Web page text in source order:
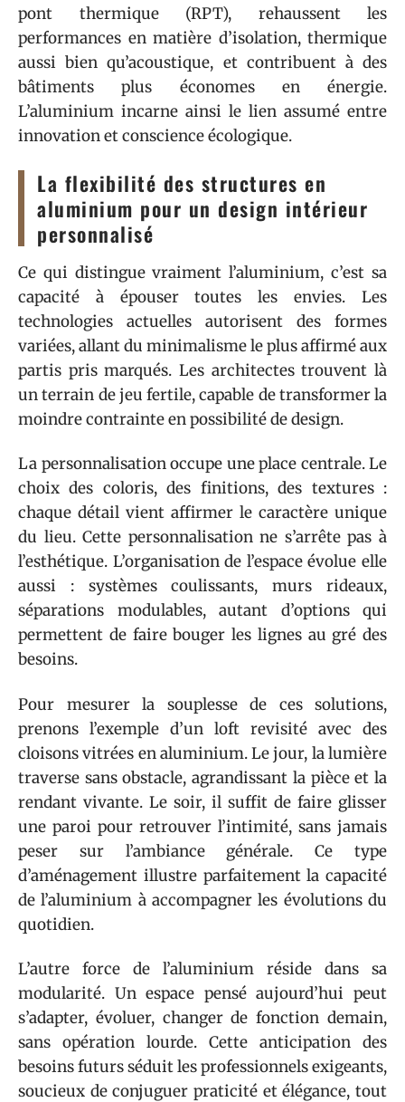
pont thermique (RPT), rehaussent les
performances en matière d’isolation, thermique
aussi bien qu’acoustique, et contribuent à des
bâtiments plus économes en énergie.
L’aluminium incarne ainsi le lien assumé entre
innovation et conscience écologique.
La flexibilité des structures en
aluminium pour un design intérieur
personnalisé
Ce qui distingue vraiment l’aluminium, c’est sa
capacité à épouser toutes les envies. Les
technologies actuelles autorisent des formes
variées, allant du minimalisme le plus affirmé aux
partis pris marqués. Les architectes trouvent là
un terrain de jeu fertile, capable de transformer la
moindre contrainte en possibilité de design.
La personnalisation occupe une place centrale. Le
choix des coloris, des finitions, des textures :
chaque détail vient affirmer le caractère unique
du lieu. Cette personnalisation ne s’arrête pas à
l’esthétique. L’organisation de l’espace évolue elle
aussi : systèmes coulissants, murs rideaux,
séparations modulables, autant d’options qui
permettent de faire bouger les lignes au gré des
besoins.
Pour mesurer la souplesse de ces solutions,
prenons l’exemple d’un loft revisité avec des
cloisons vitrées en aluminium. Le jour, la lumière
traverse sans obstacle, agrandissant la pièce et la
rendant vivante. Le soir, il suffit de faire glisser
une paroi pour retrouver l’intimité, sans jamais
peser sur l’ambiance générale. Ce type
d’aménagement illustre parfaitement la capacité
de l’aluminium à accompagner les évolutions du
quotidien.
L’autre force de l’aluminium réside dans sa
modularité. Un espace pensé aujourd’hui peut
s’adapter, évoluer, changer de fonction demain,
sans opération lourde. Cette anticipation des
besoins futurs séduit les professionnels exigeants,
soucieux de conjuguer praticité et élégance, tout